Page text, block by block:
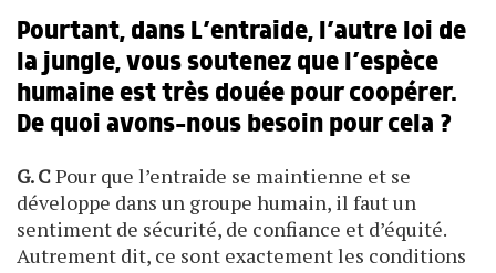
Pourtant, dans L’entraide, l’autre loi de
la jungle, vous soutenez que l’espèce
humaine est très douée pour coopérer.
De quoi avons-nous besoin pour cela ?
G. CPour que l’entraide se maintienne et se
développe dans un groupe humain, il faut un
sentiment de sécurité, de confiance et d’équité.
Autrement dit, ce sont exactement les conditions